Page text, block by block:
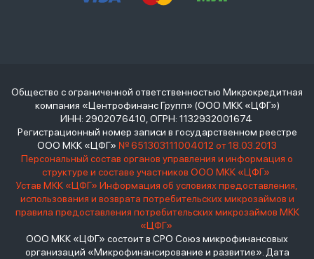
Общество с ограниченной ответственностью Микрокредитная
компания «Центрофинанс Групп» (ООО МКК «ЦФГ»)
ИНН: 2902076410, ОГРН: 1132932001674
Регистрационный номер записи в государственном реестре
ООО МКК «ЦФГ» № 651303111004012 от 18.03.2013
Персональный состав органов управления и информация о
структуре и составе участников ООО МКК «ЦФГ»
Устав МКК «ЦФГ» Информация об условиях предоставления,
использования и возврата потребительских микрозаймов и
правила предоставления потребительских микрозаймов МКК
«ЦФГ»
ООО МКК «ЦФГ» состоит в СРО Союз микрофинансовых
организаций «Микрофинансирование и развитие». Дата